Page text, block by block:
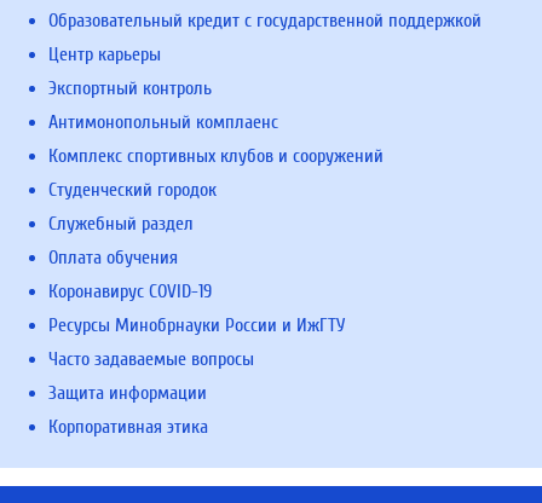
Образовательный кредит с государственной поддержкой
Центр карьеры
Экспортный контроль
Антимонопольный комплаенс
Комплекс спортивных клубов и сооружений
Студенческий городок
Служебный раздел
Оплата обучения
Коронавирус COVID-19
Ресурсы Минобрнауки России и ИжГТУ
Часто задаваемые вопросы
Защита информации
Корпоративная этика